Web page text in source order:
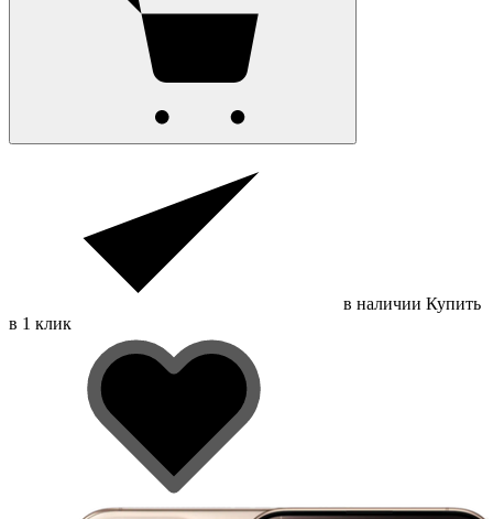
в наличии Купить
в 1 клик